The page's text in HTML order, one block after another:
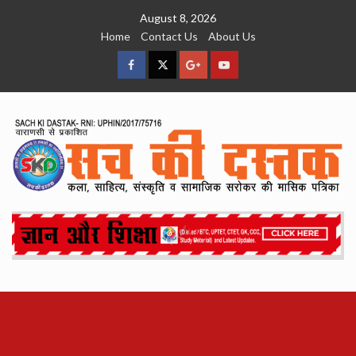
August 8, 2026
Home
Contact Us About Us
facebookTwitterGoogleYouTube